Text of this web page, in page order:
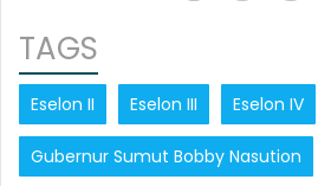
TAGS
Eselon II Eselon III Eselon IV
Gubernur Sumut Bobby Nasution